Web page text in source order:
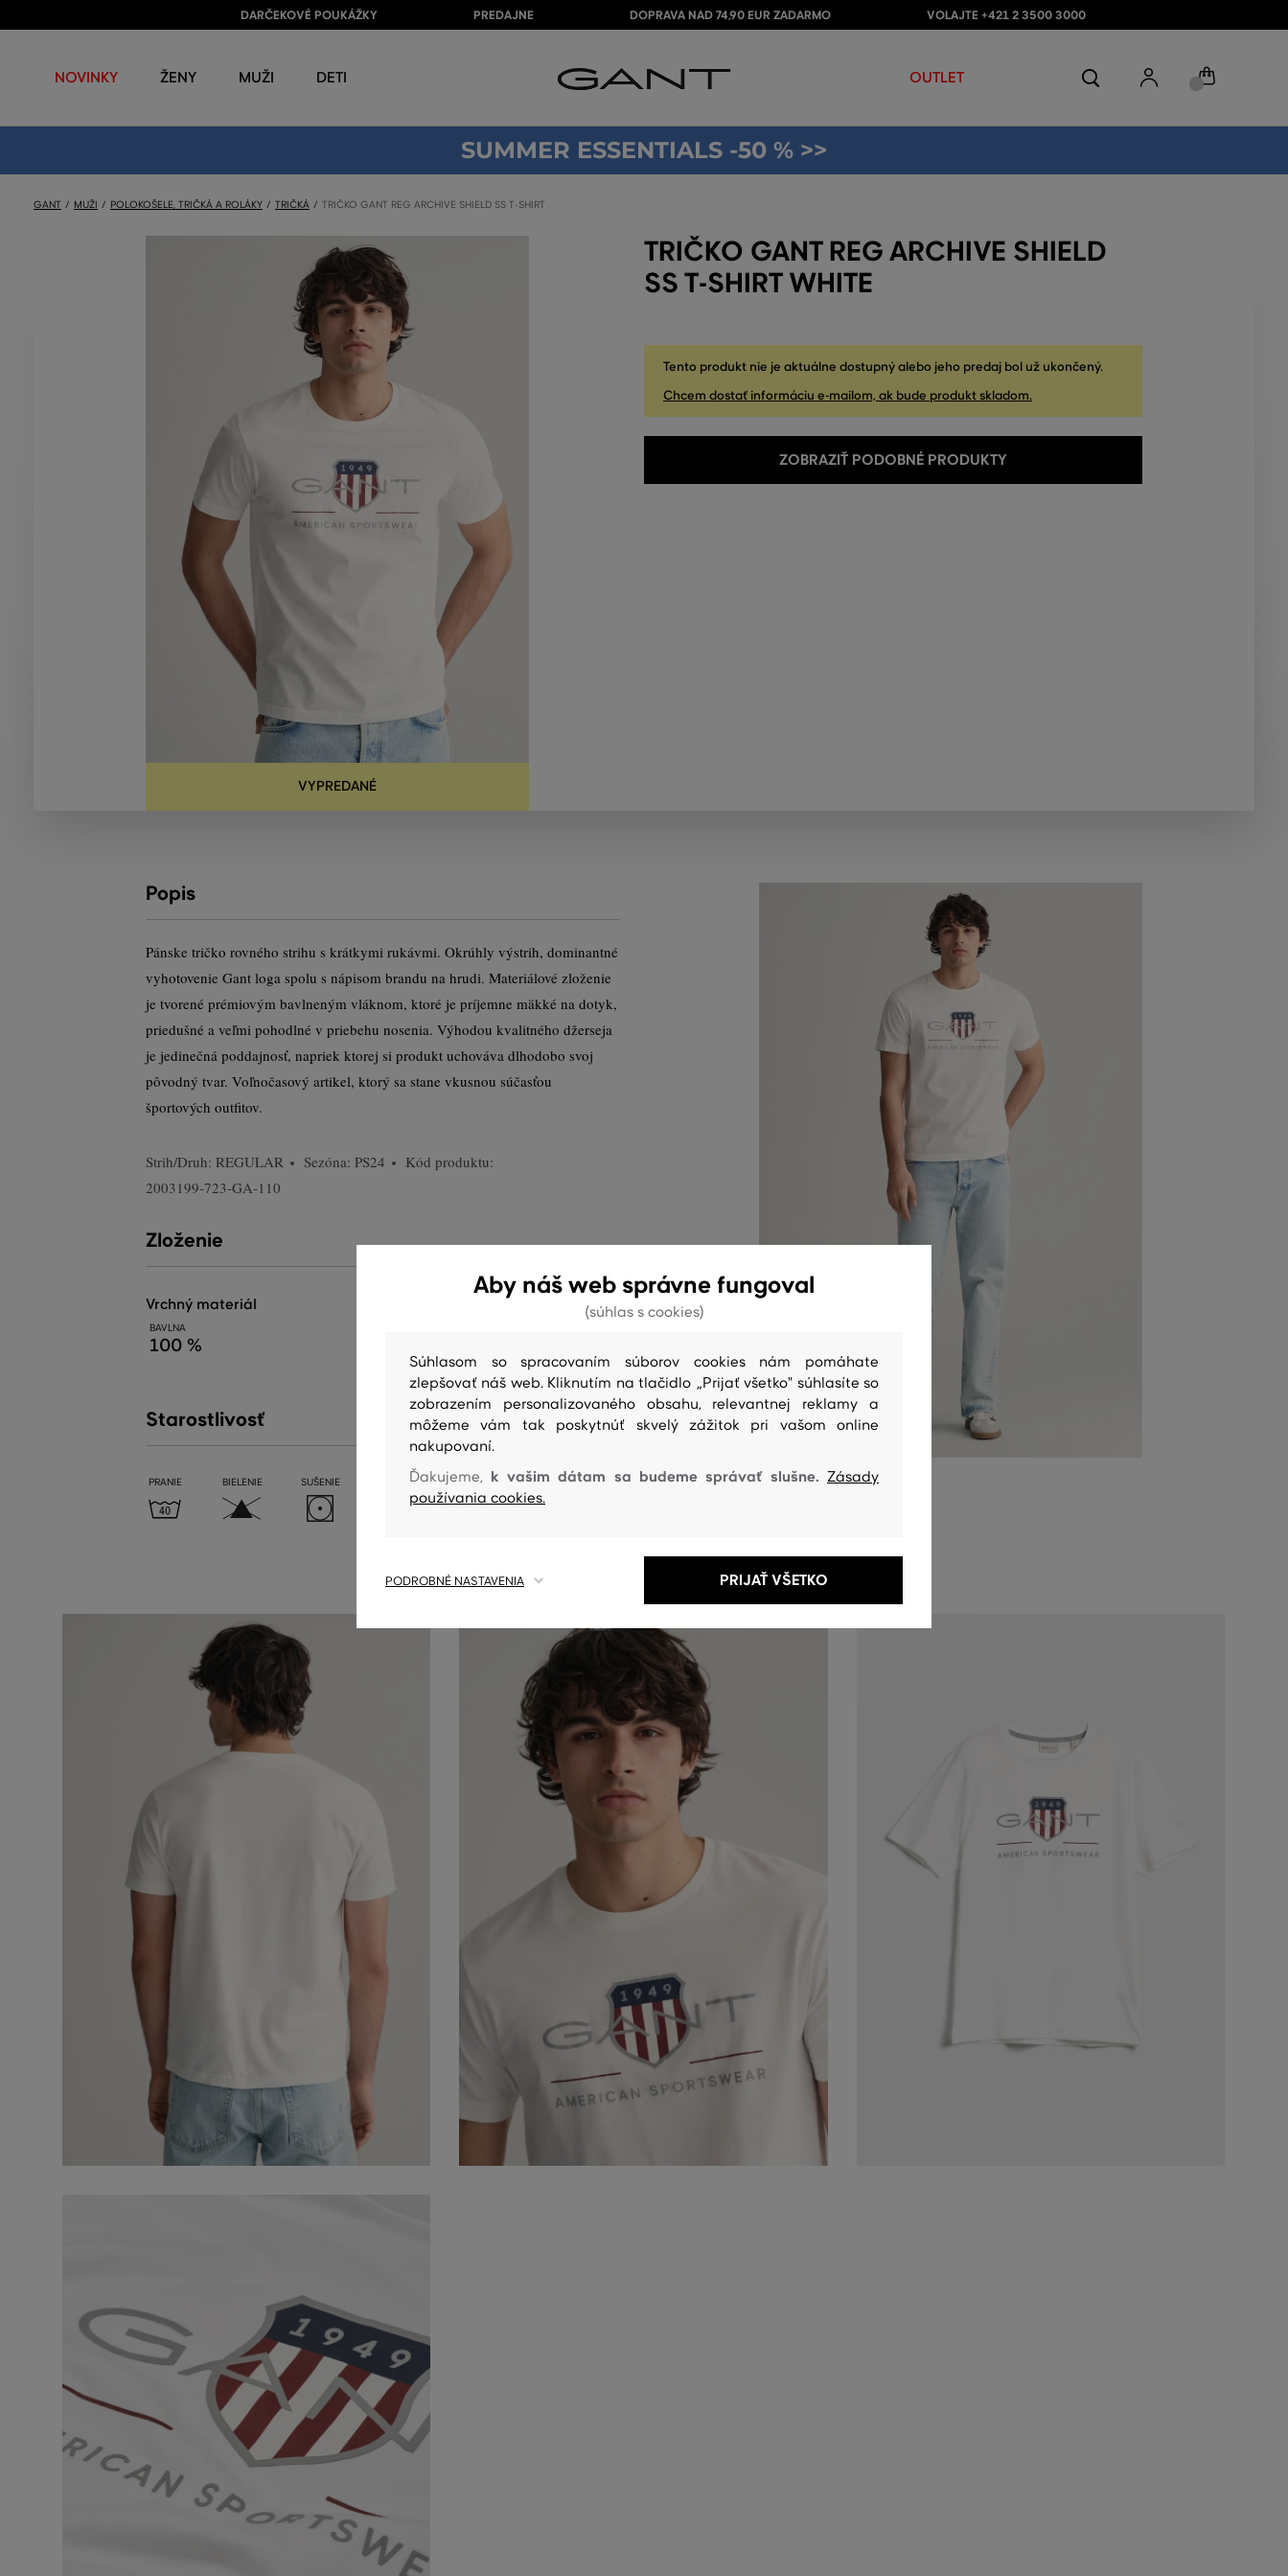
DARČEKOVÉ POUKÁŽKY PREDAJNE DOPRAVA NAD 74,90 EUR ZADARMO VOLAJTE +421 2 3500 3000
NOVINKY ŽENY MUŽI DETI OUTLET
SUMMER ESSENTIALS -50 % >>
GANT MUŽI POLOKOŠELE, TRIČKÁ A ROLÁKY TRIČKÁ TRIČKO GANT REG ARCHIVE SHIELD SS T-SHIRT
VYPREDANÉ
TRIČKO GANT REG ARCHIVE SHIELD
SS T-SHIRT WHITE
Tento produkt nie je aktuálne dostupný alebo jeho predaj bol už ukončený.
Chcem dostať informáciu e-mailom, ak bude produkt skladom.
ZOBRAZIŤ PODOBNÉ PRODUKTY
Popis
Pánske tričko rovného strihu s krátkymi rukávmi. Okrúhly výstrih, dominantné
vyhotovenie Gant loga spolu s nápisom brandu na hrudi. Materiálové zloženie
je tvorené prémiovým bavlneným vláknom, ktoré je príjemne mäkké na dotyk,
priedušné a veľmi pohodlné v priebehu nosenia. Výhodou kvalitného džerseja
je jedinečná poddajnosť, napriek ktorej si produkt uchováva dlhodobo svoj
pôvodný tvar. Voľnočasový artikel, ktorý sa stane vkusnou súčasťou
športových outfitov.
Strih/Druh: REGULAR Sezóna: PS24
Kód produktu:
2003199-723-GA-110
Zloženie
vrchný materiál
BAVLNA
100 %
Starostlivosť
PRANIE BIELENIE SUŠENIE ŽEHLENIE ČISTENIE
Aby náš web správne fungoval
(súhlas s cookies)
Súhlasom so spracovaním súborov cookies nám pomáhate
zlepšovať náš web. Kliknutím na tlačidlo „Prijať všetko" súhlasíte so
zobrazením personalizovaného obsahu, relevantnej reklamy a
môžeme vám tak poskytnúť skvelý zážitok pri vašom online
nakupovaní.
Ďakujeme, k vašim dátam sa budeme správať slušne. Zásady
používania cookies.
PODROBNÉ NASTAVENIA PRIJAŤ VŠETKO